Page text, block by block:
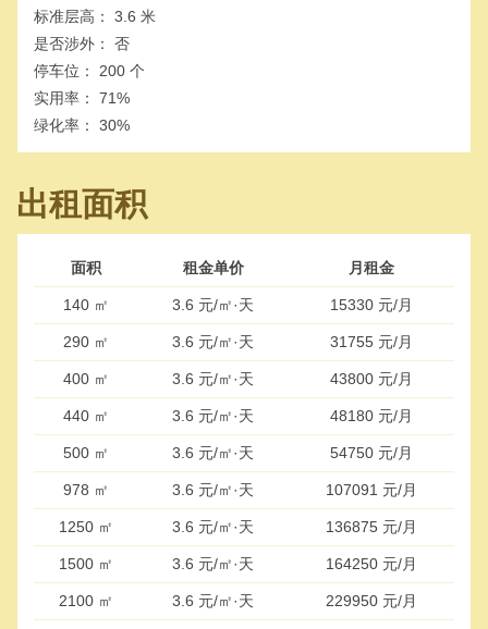
标准层高：
3.6 米
是否涉外：
否
停车位：
200 个
实用率：
71%
绿化率：
30%
出租面积
面积 租金单价 月租金
140 ㎡ 3.6 元/㎡·天 15330 元/月
290 ㎡ 3.6 元/㎡·天 31755 元/月
400 ㎡ 3.6 元/㎡·天 43800 元/月
440 ㎡ 3.6 元/㎡·天 48180 元/月
500 ㎡ 3.6 元/㎡·天 54750 元/月
978 ㎡ 3.6 元/㎡·天 107091 元/月
1250 ㎡ 3.6 元/㎡·天 136875 元/月
1500 ㎡ 3.6 元/㎡·天 164250 元/月
2100 ㎡ 3.6 元/㎡·天 229950 元/月